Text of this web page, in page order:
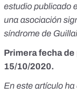
estudio publicado
una asociación
síndrome de
Primera fecha
15/10/2020.
En este artículo